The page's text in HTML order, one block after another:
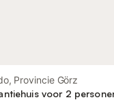
Provincie Görz
voor 2